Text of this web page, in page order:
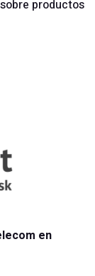
productos
en